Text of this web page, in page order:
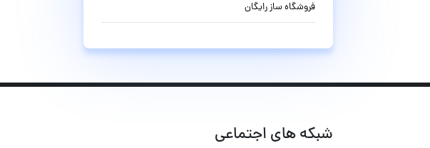
فروشگاه ساز رایگان
شبکه های اجتماعی